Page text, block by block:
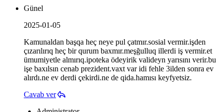
Günel
2025-01-05
Kamunaldan başqa heç neye pul çatmır.sosial vermir.işden
çızarılırıq heç bir qurum baxmır.meşğulluq illerdi iş vermir.et
ümumiyetle almırıq.ipoteka ödeyirik valideyn yarısını verir.bu
işe baxılsın cenab prezident.vaxt var idi fehle 3ilden sonra ev
alırdı.ne ev derdi çekirdi.ne de qida.hamısı keyfyetsiz.
Cavab ver